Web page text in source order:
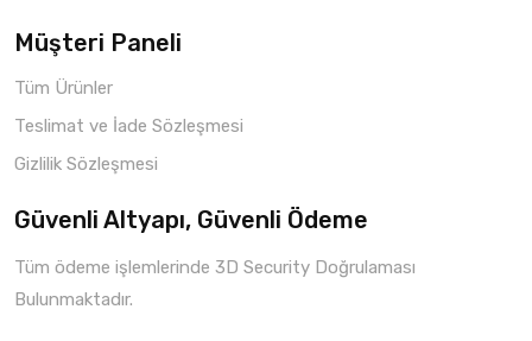
Müşteri Paneli
Tüm Ürünler
Teslimat ve İade Sözleşmesi
Gizlilik Sözleşmesi
Güvenli Altyapı, Güvenli Ödeme
Tüm ödeme işlemlerinde 3D Security Doğrulaması
Bulunmaktadır.